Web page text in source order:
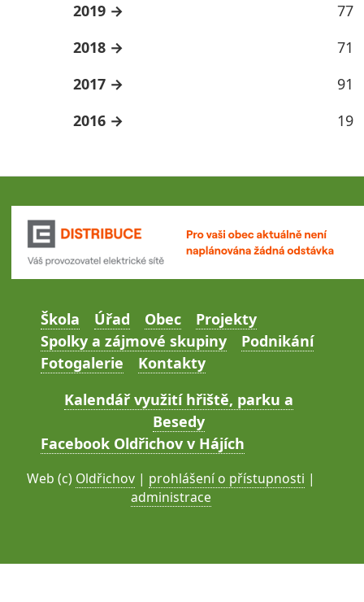
2019
77
2018
71
2017
91
2016
19
Škola Úřad Obec
Projekty
Spolky a zájmové skupiny
Podnikání
Fotogalerie
Kontakty
Kalendář využití hřiště, parku a
Besedy
Facebook Oldřichov v Hájích
Web (c) Oldřichov | prohlášení o přístupnosti |
administrace